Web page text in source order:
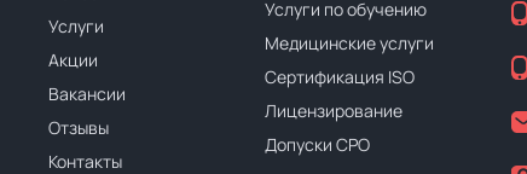
Услуги
Акции
Вакансии
Отзывы
Контакты
Услуги по обучению
Медицинские услуги
Сертификация ISO
Лицензирование
Допуски СРО